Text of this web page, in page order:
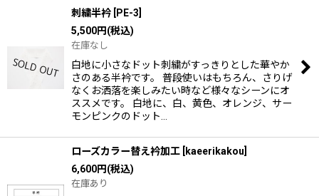
刺繍半衿 PE-3
5,500円(税込)
在庫なし
白地に小さなドット刺繍がすっきりとした華やか
さのある半衿です。 普段使いはもちろん、さりげ
なくお洒落を楽しみたい時など様々なシーンにオ
ススメです。 白地に、白、黄色、オレンジ、サー
モンピンクのドット…
ローズカラー替え衿加工 kaeerikakou
6,600円(税込)
在庫あり